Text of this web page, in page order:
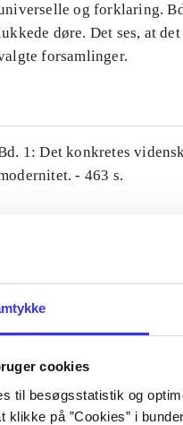
cookies
til besøgsstatistik og
klikke på ”Cookies” i
og forklaring.
døre. Det ses, at
forsamlinger.
1: Det konkretes
- 463 s.